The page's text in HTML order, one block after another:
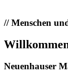
//Menschen
Neuenhauser